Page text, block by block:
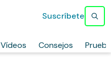
Vídeos Consejos
Suscríbete